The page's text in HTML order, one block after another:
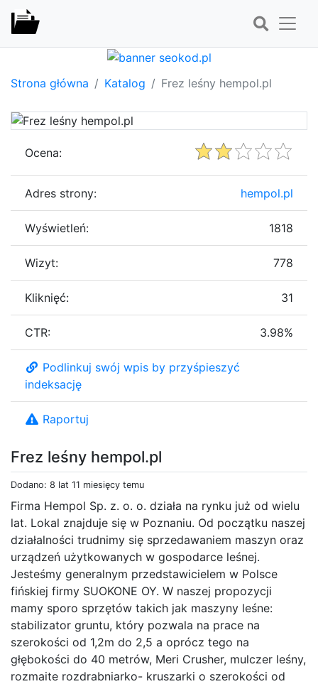
Strona główna Katalog Frez leśny hempol.pl
Frez leśny hempol.pl
Dodano: 8 lat 11 miesięcy temu
Firma Hempol Sp. z. o. o. działa na rynku już od wielu
lat. Lokal znajduje się w Poznaniu. Od początku naszej
działalności trudnimy się sprzedawaniem maszyn oraz
urządzeń użytkowanych w gospodarce leśnej.
Jesteśmy generalnym przedstawicielem w Polsce
fińskiej firmy SUOKONE OY. W naszej propozycji
mamy sporo sprzętów takich jak maszyny leśne:
stabilizator gruntu, który pozwala na prace na
szerokości od 1,2m do 2,5 a oprócz tego na
głębokości do 40 metrów, Meri Crusher, mulczer leśny,
rozmaite rozdrabniarko- kruszarki o szerokości od
Ocena:
Adres strony: hempol.pl
Wyświetleń: 1818
Wizyt: 778
Kliknięć: 31
CTR: 3.98%
Podlinkuj swój wpis by przyśpieszyć
indeksację
Raportuj